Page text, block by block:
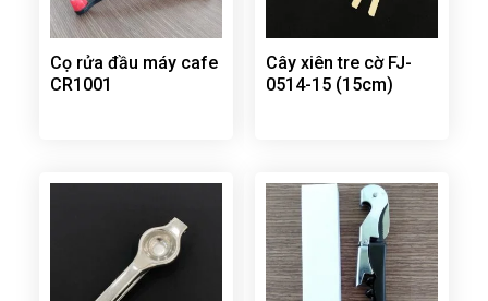
Cọ rửa đầu máy cafe
CR1001
Cây xiên tre cờ FJ-
0514-15 (15cm)